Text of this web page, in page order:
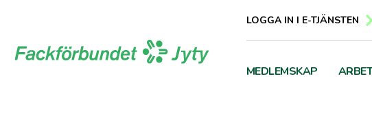
LOGGA IN I E-TJÄNSTEN
MEDLEMSKAP